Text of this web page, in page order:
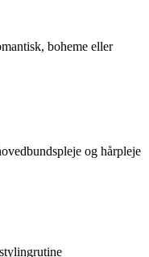
boheme eller
og hårpleje